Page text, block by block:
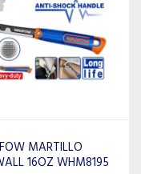
MARTILLO DE
GOMA 450G WHM7302